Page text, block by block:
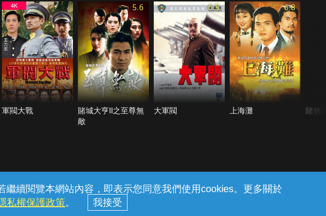
續閱覽本網站內容，即表示您同意我們使用cookies。更多關於
私權保護政策。
軍閥大戰
5.6
賭城大亨II之至尊無
敵
6.5
大軍閥
6.8
上海灘 賭俠
服務條款 隱私權保護
(統一編號：96979949) © 2026